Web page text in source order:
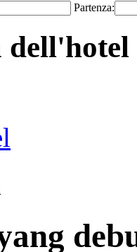
Partenza:
dell'hotel